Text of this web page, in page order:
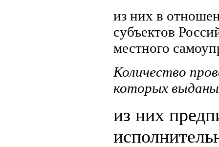
из них в
субъектов
местного
Количество
которых
из них